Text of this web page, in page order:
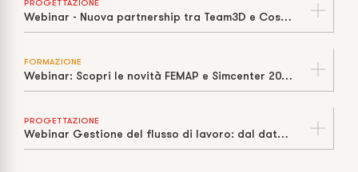
PROGETTAZIONE
Webinar - Nuova partnership tra Team3D e Cosmos Italia
FORMAZIONE
Webinar: Scopri le novità FEMAP e Simcenter 2021 con Cosmos Italia
PROGETTAZIONE
Webinar Gestione del flusso di lavoro: dal dato CAD all’officina